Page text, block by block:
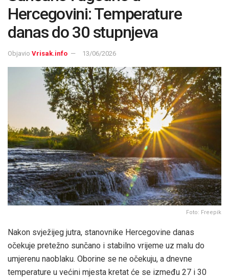
Hercegovini: Temperature
danas do 30 stupnjeva
Objavio Vrisak.info 13/06/2026
Foto: Freepik
Nakon svježijeg jutra, stanovnike Hercegovine danas
očekuje pretežno sunčano i stabilno vrijeme uz malu do
umjerenu naoblaku. Oborine se ne očekuju, a dnevne
temperature u većini mjesta kretat će se između 27 i 30